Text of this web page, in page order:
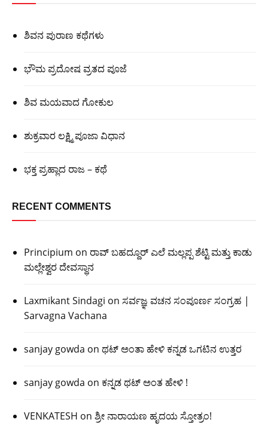
ಶಿವನ ಪುರಾಣ ಕಥೆಗಳು
ಭೌಮ ಪ್ರದೋಷ ವ್ರತದ ಪೂಜೆ
ಶಿವ ಮಯವಾದ ಗೋಕುಲ
ಶುಕ್ರವಾರ ಲಕ್ಷ್ಮಿ ಪೂಜಾ ವಿಧಾನ
ಭಕ್ತ ಪ್ರಹ್ಲಾದ ರಾಜ – ಕಥೆ
RECENT COMMENTS
Principium on ರಾವ್ ಬಹದ್ದೂರ್ ಎಲೆ ಮಲ್ಲಪ್ಪ ಶೆಟ್ಟಿ ಮತ್ತು ಕಾಡು
ಮಲ್ಲೇಶ್ವರ ದೇವಸ್ಥಾನ
Laxmikant Sindagi on ಸರ್ವಜ್ಞ ವಚನ ಸಂಪೂರ್ಣ ಸಂಗ್ರಹ |
Sarvagna Vachana
sanjay gowda on ಥಟ್ ಅಂತಾ ಹೇಳಿ ಕನ್ನಡ ಒಗಟಿನ ಉತ್ತರ
sanjay gowda on ಕನ್ನಡ ಥಟ್ ಅಂತ ಹೇಳಿ !
VENKATESH on ಶ್ರೀ ನಾರಾಯಣ ಹೃದಯ ಸ್ತೋತ್ರಂ!